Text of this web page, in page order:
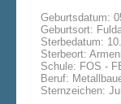
Geburtsdatum:
Geburtsort:
Sterbedatum:
Sterbeort:
Schule: FOS -
Beruf:
Sternzeichen: